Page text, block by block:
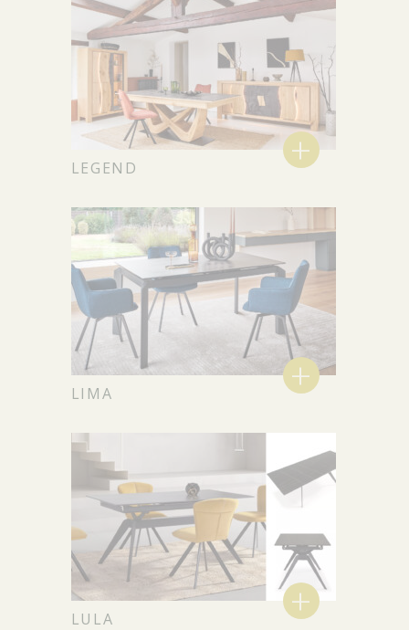
LEGEND +
LIMA +
LULA +